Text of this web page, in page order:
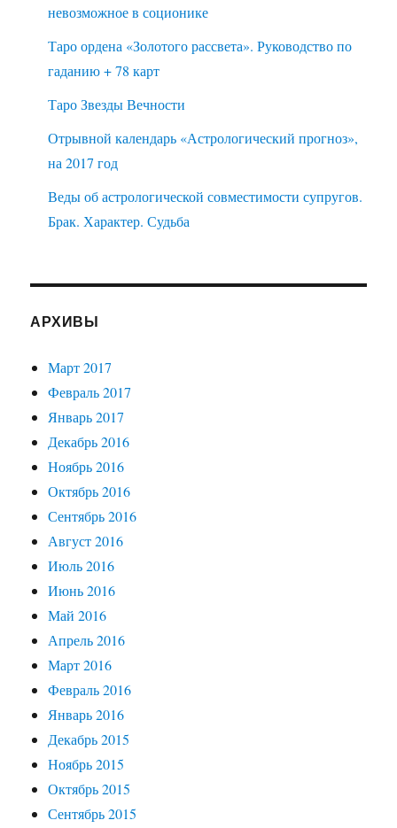
невозможное в соционике
Таро ордена «Золотого рассвета». Руководство по
гаданию + 78 карт
Таро Звезды Вечности
Отрывной календарь «Астрологический прогноз»,
на 2017 год
Веды об астрологической совместимости супругов.
Брак. Характер. Судьба
АРХИВЫ
Март 2017
Февраль 2017
Январь 2017
Декабрь 2016
Ноябрь 2016
Октябрь 2016
Сентябрь 2016
Август 2016
Июль 2016
Июнь 2016
Май 2016
Апрель 2016
Март 2016
Февраль 2016
Январь 2016
Декабрь 2015
Ноябрь 2015
Октябрь 2015
Сентябрь 2015